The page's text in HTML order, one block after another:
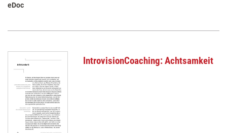
eDoc
IntrovisionCoaching: Achtsamkeit